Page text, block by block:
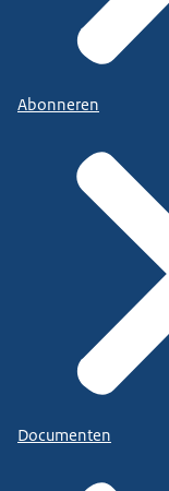
Abonneren
Documenten